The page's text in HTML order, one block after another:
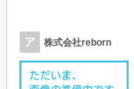
ア 株式会社reborn